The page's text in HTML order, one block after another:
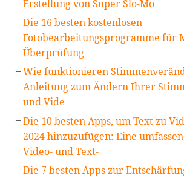
Erstellung von Super Slo-Mo
Die 16 besten kostenlosen
Fotobearbeitungsprogramme für
Überprüfung
Wie funktionieren
Anleitung zum Ändern Ihrer
und Vide
Die 10 besten Apps, um Text zu
2024 hinzuzufügen: Eine
Video- und Text-
Die 7 besten Apps zur